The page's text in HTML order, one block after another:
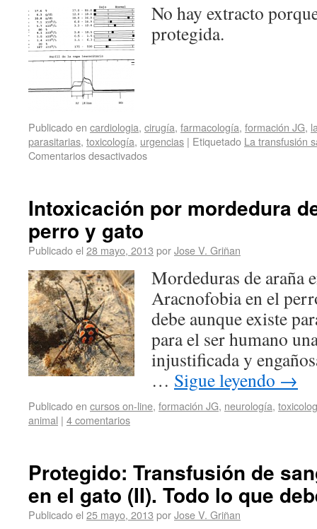
No hay extracto
protegida.
Publicado en cardiologia, cirugía, farmacología, formación JG,
parasitarias, toxicología, urgencias | Etiquetado La transfusión
Comentarios desactivados
Intoxicación por mordedura
perro y gato
Publicado el 28 mayo, 2013 porJose V. Griñan
Mordeduras de araña
Aracnofobia en el
debe aunque existe
para el ser humano
injustificada y
… Sigue leyendo →
Publicado en cursos on-line, formación JG, neurología,
animal | 4 comentarios
Protegido: Transfusión de
en el gato (II). Todo lo que
Publicado el 25 mayo, 2013 porJose V. Griñan